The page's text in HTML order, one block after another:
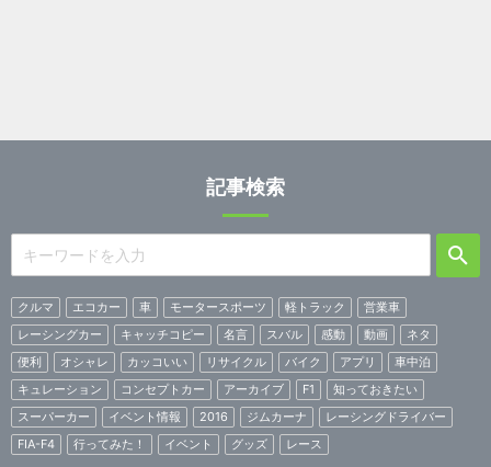
記事検索
クルマ エコカー 車 モータースポーツ 軽トラック
営業車
レーシングカー
キャッチコピー 名言 スバル 感動 動画
ネタ
便利
オシャレ カッコいい リサイクル バイク アプリ
車中泊
キュレーション
コンセプトカー アーカイブ F1
知っておきたい
スーパーカー
イベント情報 2016 ジムカーナ
レーシングドライバー
FIA-F4
行ってみた！ イベント グッズ レース